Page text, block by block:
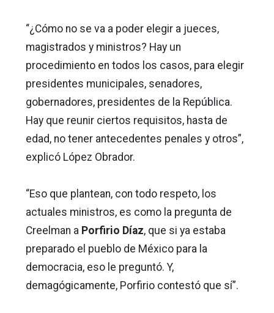
“¿Cómo no se va a poder elegir a jueces,
magistrados y ministros? Hay un
procedimiento en todos los casos, para elegir
presidentes municipales, senadores,
gobernadores, presidentes de la República.
Hay que reunir ciertos requisitos, hasta de
edad, no tener antecedentes penales y otros”,
explicó López Obrador.
“Eso que plantean, con todo respeto, los
actuales ministros, es como la pregunta de
Creelman a Porfirio Díaz, que si ya estaba
preparado el pueblo de México para la
democracia, eso le preguntó. Y,
demagógicamente, Porfirio contestó que sí”.